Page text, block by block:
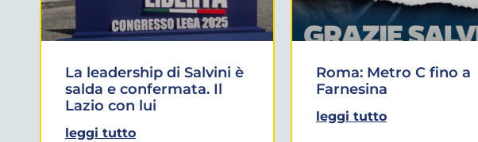
La leadership di Salvini è
salda e confermata. Il
Lazio con lui
leggi tutto
Roma: Metro C fino a
Farnesina
leggi tutto